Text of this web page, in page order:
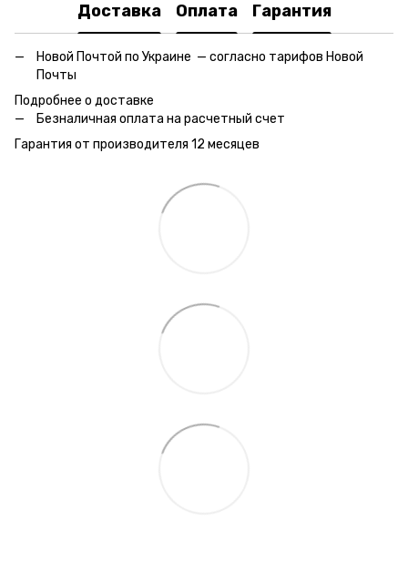
Доставка Оплата Гарантия
Новой Почтой по Украине — согласно тарифов Новой
Почты
Подробнее о доставке
Безналичная оплата на расчетный счет
Гарантия от производителя 12 месяцев